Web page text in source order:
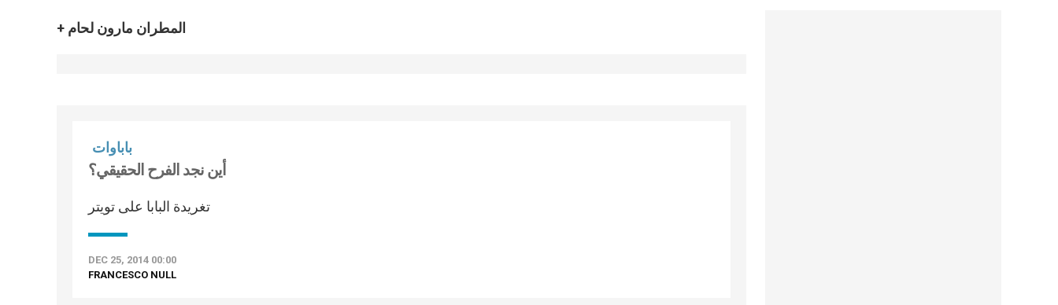
+ المطران مارون لحام
باباوات
أين نجد الفرح الحقيقي؟
تغريدة البابا على تويتر
DEC 25, 2014 00:00
FRANCESCO NULL